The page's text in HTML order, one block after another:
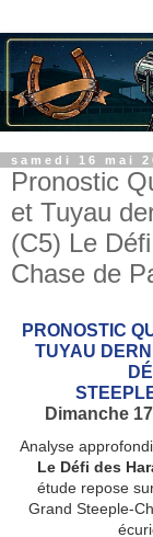
samedi 16 mai
Pronostic
et Tuyau
(C5) Le
Chase de
PRONOSTIC
TUYAU
Dimanche
Analyse
Le Défi des
étude repose
Grand Steeple-